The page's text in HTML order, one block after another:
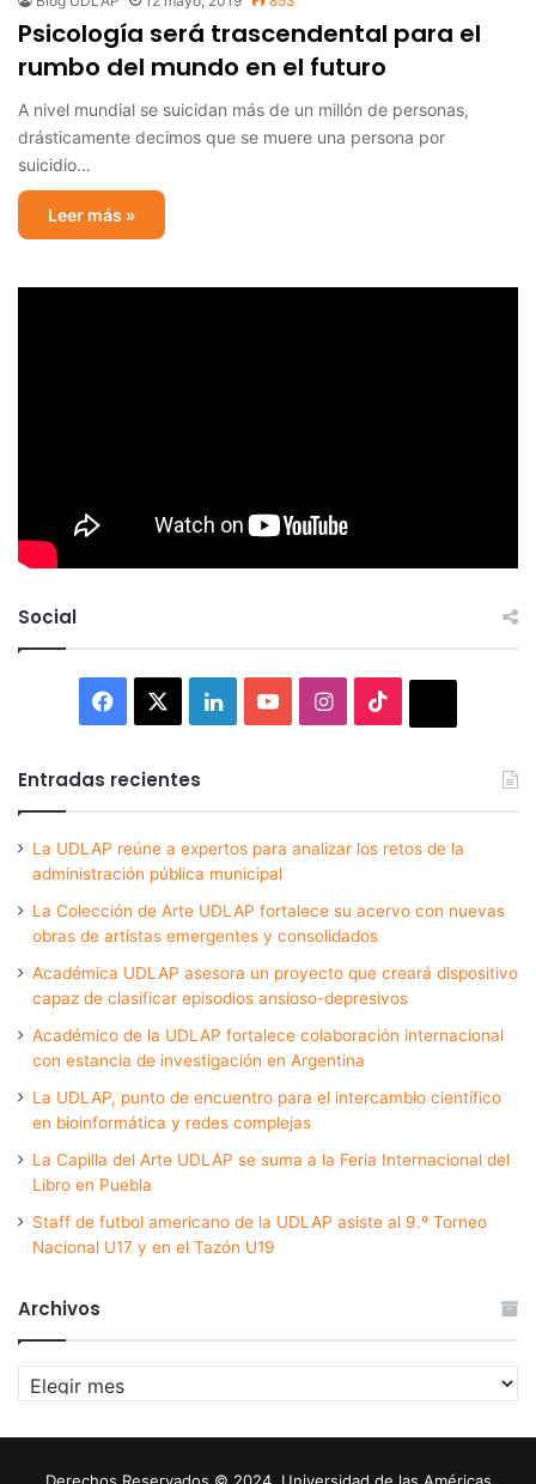
Psicología será trascendental para el
rumbo del mundo en el futuro
A nivel mundial se suicidan más de un millón de personas,
drásticamente decimos que se muere una persona por
suicidio…
Leer más »
Social
Facebook LinkedInYouTubeInstagram
Entradas recientes
La UDLAP reúne a expertos para analizar los retos de la
administración pública municipal
La Colección de Arte UDLAP fortalece su acervo con nuevas
obras de artistas emergentes y consolidados
Académica UDLAP asesora un proyecto que creará dispositivo
capaz de clasificar episodios ansioso-depresivos
Académico de la UDLAP fortalece colaboración internacional
con estancia de investigación en Argentina
La UDLAP, punto de encuentro para el intercambio científico
en bioinformática y redes complejas
La Capilla del Arte UDLAP se suma a la Feria Internacional del
Libro en Puebla
Staff de futbol americano de la UDLAP asiste al 9.º Torneo
Nacional U17 y en el Tazón U19
Archivos
Archivos